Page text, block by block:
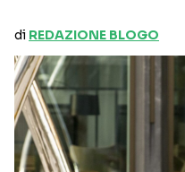
di REDAZIONE BLOGO